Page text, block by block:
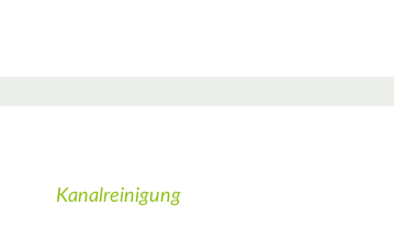
Kanalreinigung